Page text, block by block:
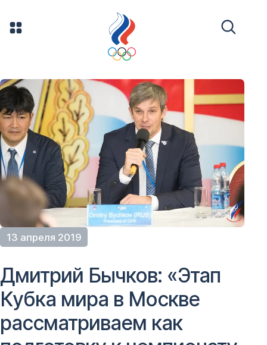
13 апреля 2019
Дмитрий Бычков: «Этап
Кубка мира в Москве
рассматриваем как